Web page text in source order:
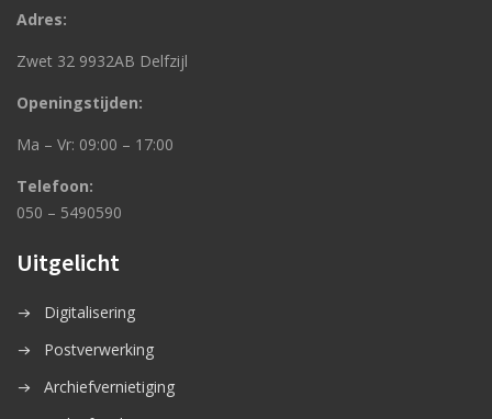
Adres:
Zwet 32 9932AB Delfzijl
Openingstijden:
Ma – Vr: 09:00 – 17:00
Telefoon:
050 – 5490590
Uitgelicht
Digitalisering
Postverwerking
Archiefvernietiging